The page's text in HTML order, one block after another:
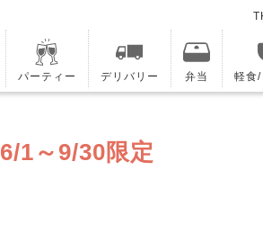
パーティー デリバリー 弁当 軽食/
6/1～9/30限定